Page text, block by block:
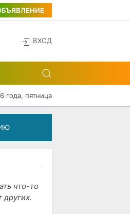
ВХОД
года, пятница
что-то
других.